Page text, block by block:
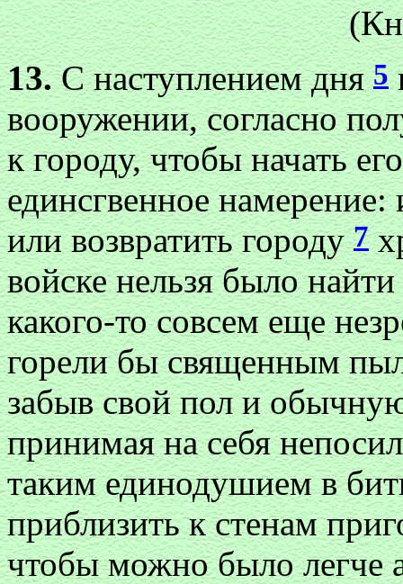
13.С наступлением дня5
вооружении, согласно
к городу, чтобы начать
единсгвенное
или возвратить городу7
войске нельзя было
какого-то совсем еще
горели бы священным
забыв свой пол и
принимая на себя
таким единодушием в
приблизить к стенам
чтобы можно было легче